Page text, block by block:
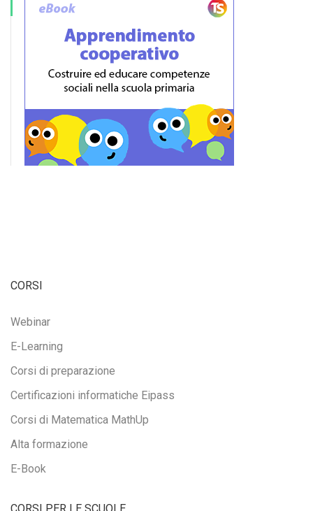
CORSI
Webinar
E-Learning
Corsi di preparazione
Certificazioni informatiche Eipass
Corsi di Matematica MathUp
Alta formazione
E-Book
CORSI PER LE SCUOLE